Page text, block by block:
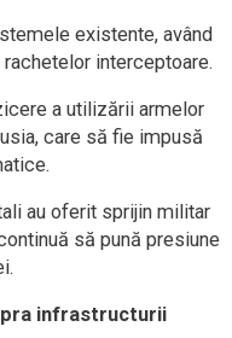
existente, având
interceptoare.
a utilizării armelor
care să fie impusă
au oferit sprijin militar
să pună presiune
infrastructurii